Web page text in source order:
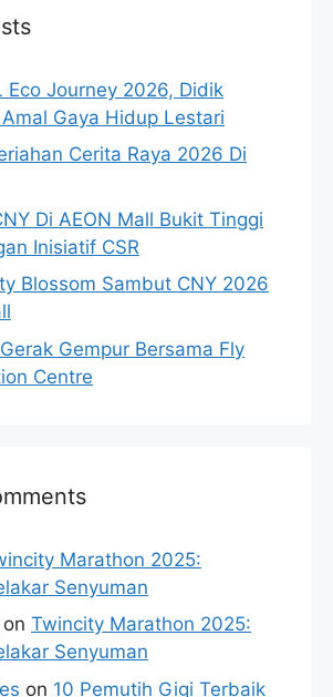
Eco Journey 2026, Didik
Gaya Hidup Lestari
Cerita Raya 2026 Di
Di AEON Mall Bukit Tinggi
Inisiatif CSR
Blossom Sambut CNY 2026
Gempur Bersama Fly
Centre
Marathon 2025:
Senyuman
on Twincity Marathon 2025:
Senyuman
on 10 Pemutih Gigi Terbaik